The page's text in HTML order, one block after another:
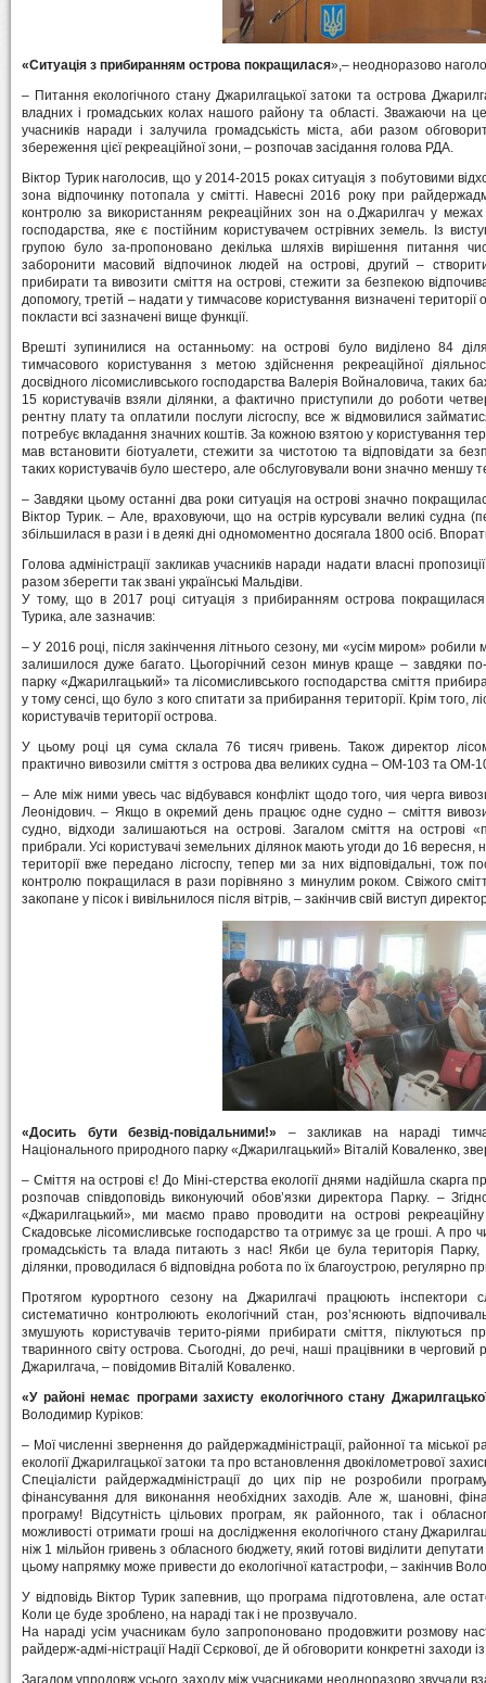
«Ситуація з прибиранням острова покращилася»,– неодноразово
– Питання екологічного стану Джарилгацької затоки та острова
владних і громадських колах нашого району та області. Зважаючи на
учасників наради і залучила громадськість міста, аби разом
збереження цієї рекреаційної зони, – розпочав засідання голова РДА.
Віктор Турик наголосив, що у 2014-2015 роках ситуація з побутовими
зона відпочинку потопала у смітті. Навесні 2016 року при
контролю за використанням рекреаційних зон на о.Джарилгач у межах
господарства, яке є постійним користувачем острівних земель. Із
групою було за-пропоновано декілька шляхів вирішення питання
заборонити масовий відпочинок людей на острові, другий –
прибирати та вивозити сміття на острові, стежити за безпекою
допомогу, третій – надати у тимчасове користування визначені
покласти всі зазначені вище функції.
Врешті зупинилися на останньому: на острові було виділено 84
тимчасового користування з метою здійснення рекреаційної
досвідного лісомисливського господарства Валерія Войналовича,
15 користувачів взяли ділянки, а фактично приступили до роботи
рентну плату та оплатили послуги лісгоспу, все ж відмовилися
потребує вкладання значних коштів. За кожною взятою у користування
мав встановити біотуалети, стежити за чистотою та відповідати за
таких користувачів було шестеро, але обслуговували вони значно меншу
– Завдяки цьому останні два роки ситуація на острові значно
Віктор Турик. – Але, враховуючи, що на острів курсували великі судна
збільшилася в рази і в деякі дні одномоментно досягала 1800 осіб.
Голова адміністрації закликав учасників наради надати власні
разом зберегти так звані українські Мальдіви.
У тому, що в 2017 році ситуація з прибиранням острова
Турика, але зазначив:
– У 2016 році, після закінчення літнього сезону, ми «усім миром»
залишилося дуже багато. Цьогорічний сезон минув краще – завдяки
парку «Джарилгацький» та лісомисливського господарства сміття
у тому сенсі, що було з кого спитати за прибирання території. Крім того,
користувачів території острова.
У цьому році ця сума склала 76 тисяч гривень. Також директор
практично вивозили сміття з острова два великих судна – ОМ-103 та ОМ-
– Але між ними увесь час відбувався конфлікт щодо того, чия черга
Леонідович. – Якщо в окремий день працює одне судно – сміття
судно, відходи залишаються на острові. Загалом сміття на
прибрали. Усі користувачі земельних ділянок мають угоди до 16
території вже передано лісгоспу, тепер ми за них відповідальні, тож
контролю покращилася в рази порівняно з минулим роком. Свіжого
закопане у пісок і вивільнилося після вітрів, – закінчив свій виступ
«Досить бути безвід-повідальними!» – закликав на нараді
Національного природного парку «Джарилгацький» Віталій Коваленко,
– Сміття на острові є! До Міні-стерства екології днями надійшла скарга
розпочав співдоповідь виконуючий обов’язки директора Парку. –
«Джарилгацький», ми маємо право проводити на острові
Скадовське лісомисливське господарство та отримує за це гроші. А про
громадськість та влада питають з нас! Якби це була територія
ділянки, проводилася б відповідна робота по їх благоустрою, регулярно
Протягом курортного сезону на Джарилгачі працюють
систематично контролюють екологічний стан, роз’яснюють
змушують користувачів терито-ріями прибирати сміття, піклуються
тваринного світу острова. Сьогодні, до речі, наші працівники в черговий
Джарилгача, – повідомив Віталій Коваленко.
«У районі немає програми захисту екологічного стану
Володимир Куріков:
– Мої численні звернення до райдержадміністрації, районної та міської
екології Джарилгацької затоки та про встановлення двокілометрової
Спеціалісти райдержадміністрації до цих пір не розробили
фінансування для виконання необхідних заходів. Але ж, шановні,
програму! Відсутність цільових програм, як районного, так і
можливості отримати гроші на дослідження екологічного стану
ніж 1 мільйон гривень з обласного бюджету, який готові виділити депутати
цьому напрямку може привести до екологічної катастрофи, – закінчив
У відповідь Віктор Турик запевнив, що програма підготовлена, але
Коли це буде зроблено, на нараді так і не прозвучало.
На нараді усім учасникам було запропоновано продовжити розмову
райдерж-адмі-ністрації Надії Сєркової, де й обговорити конкретні заходи
Загалом упродовж усього заходу між учасниками неодноразово звучали